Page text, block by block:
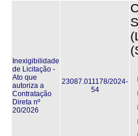
Inexigibilidade
de Licitação -
Ato que
autoriza a
Contratação
Direta nº
20/2026
23087.011178/2024-
54